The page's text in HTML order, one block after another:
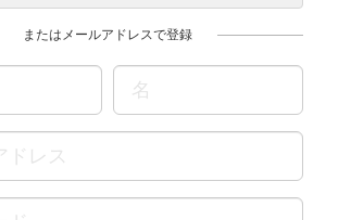
またはメールアドレスで登録